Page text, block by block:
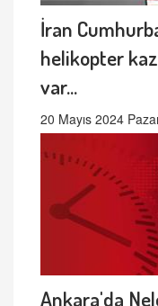
İran
helikopter
var...
20 Mayıs 2024
Ankara'da